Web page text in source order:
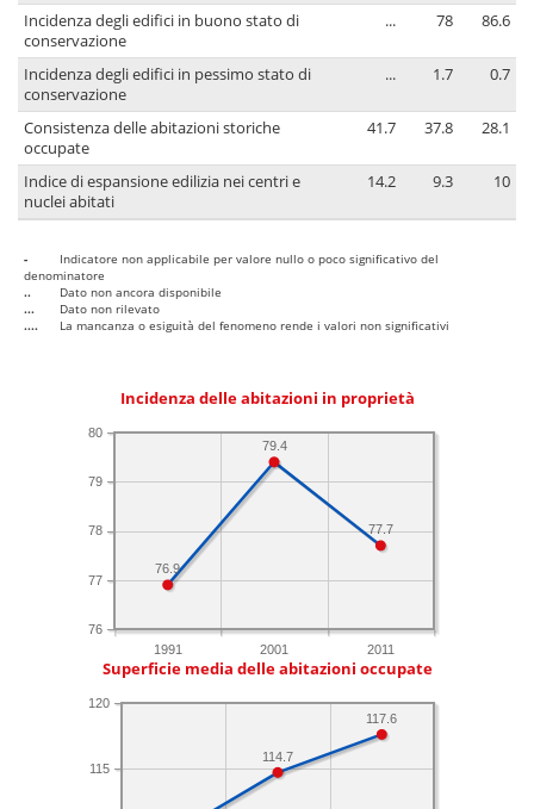
Incidenza degli edifici in buono stato di
conservazione
... 78 86.6
Incidenza degli edifici in pessimo stato di
conservazione
... 1.7 0.7
Consistenza delle abitazioni storiche
occupate
41.7 37.8 28.1
Indice di espansione edilizia nei centri e
nuclei abitati
14.2 9.3 10
-
Indicatore non applicabile per valore nullo o poco significativo del
denominatore
..
Dato non ancora disponibile
...
Dato non rilevato
....
La mancanza o esiguità del fenomeno rende i valori non significativi
Incidenza delle abitazioni in proprietà
1991 2001 2011
76
77
78
79
80
77.7
79.4
76.9
Superficie media delle abitazioni occupate
115
120
117.6
114.7